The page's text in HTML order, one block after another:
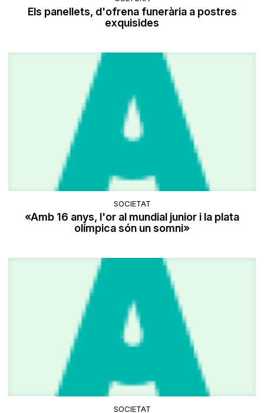
Els panellets, d'ofrena funerària a postres
exquisides
SOCIETAT
«Amb 16 anys, l'or al mundial junior i la plata
olímpica són un somni»
SOCIETAT